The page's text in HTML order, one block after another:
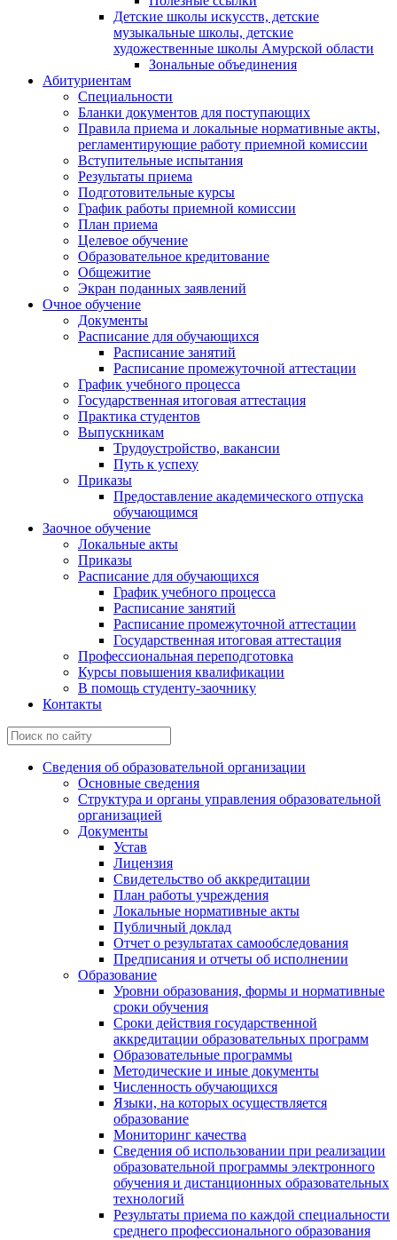
Детские школы искусств, детские
музыкальные школы, детские
художественные школы Амурской области
Зональные объединения
Абитуриентам
Специальности
Бланки документов для поступающих
Правила приема и локальные нормативные акты,
регламентирующие работу приемной комиссии
Вступительные испытания
Результаты приема
Подготовительные курсы
График работы приемной комиссии
План приема
Целевое обучение
Образовательное кредитование
Общежитие
Экран поданных заявлений
Очное обучение
Документы
Расписание для обучающихся
Расписание занятий
Расписание промежуточной аттестации
График учебного процесса
Государственная итоговая аттестация
Практика студентов
Выпускникам
Трудоустройство, вакансии
Путь к успеху
Приказы
Предоставление академического отпуска
обучающимся
Заочное обучение
Локальные акты
Приказы
Расписание для обучающихся
График учебного процесса
Расписание занятий
Расписание промежуточной аттестации
Государственная итоговая аттестация
Профессиональная переподготовка
Курсы повышения квалификации
В помощь студенту-заочнику
Контакты
Сведения об образовательной организации
Основные сведения
Структура и органы управления образовательной
организацией
Документы
Устав
Лицензия
Свидетельство об аккредитации
План работы учреждения
Локальные нормативные акты
Публичный доклад
Отчет о результатах самообследования
Предписания и отчеты об исполнении
Образование
Уровни образования, формы и нормативные
сроки обучения
Сроки действия государственной
аккредитации образовательных программ
Образовательные программы
Методические и иные документы
Численность обучающихся
Языки, на которых осуществляется
образование
Мониторинг качества
Сведения об использовании при реализации
образовательной программы электронного
обучения и дистанционных образовательных
технологий
Результаты приема по каждой специальности
среднего профессионального образования